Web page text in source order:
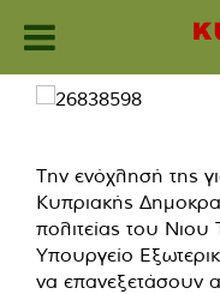
Skip
Την ενόχλησή της
Κυπριακής
πολιτείας του Νιου
Υπουργείο
να επανεξετάσουν